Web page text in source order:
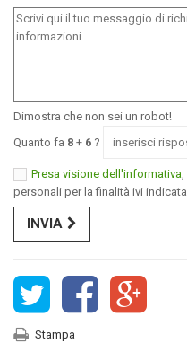
Dimostra che non sei un robot!
Quanto fa 8 + 6 ?
Presa visione dell'informativa
personali per la finalità ivi indicata.
INVIA
Stampa